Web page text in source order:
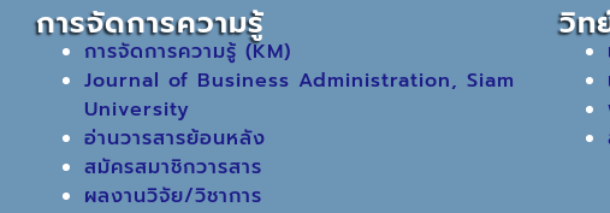
การจัดการความรู้
การจัดการความรู้ (KM)
Journal of Business Administration, Siam
University
อ่านวารสารย้อนหลัง
สมัครสมาชิกวารสาร
ผลงานวิจัย/วิชาการ
วิท